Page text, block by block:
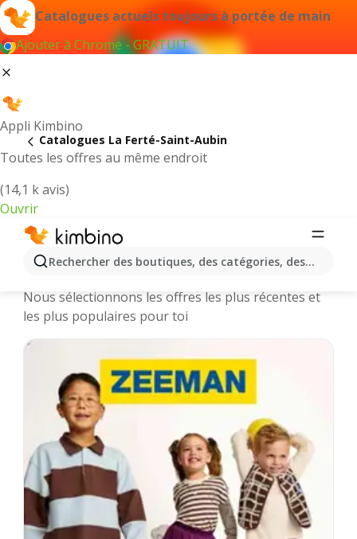
Catalogues actuels toujours à portée de main
Ajouter à Chrome - GRATUIT
Appli Kimbino
Toutes les offres au même endroit
(14,1 k avis)
Ouvrir
Rechercher des boutiques, des catégories, des
Catalogues La Ferté-Saint-Aubin
La Ferté-Saint-Aubin || Catalogues et
Nous sélectionnons les offres les plus récentes et
les plus populaires pour toi